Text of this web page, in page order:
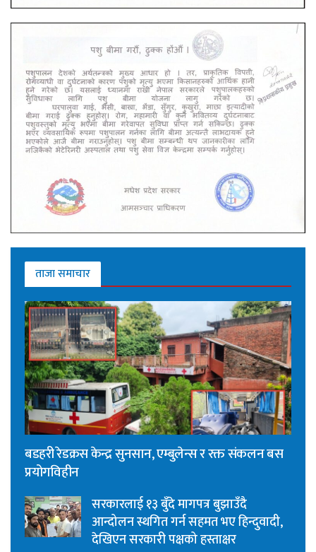
ताजा समाचार
बडहरी रेडक्रस केन्द्र सुनसान, एम्बुलेन्स र रक्त संकलन बस
प्रयोगविहीन
सरकारलाई १३ बुँदे मागपत्र बुझाउँदै
आन्दोलन स्थगित गर्न सहमत भए हिन्दुवादी,
देखिएन सरकारी पक्षको हस्ताक्षर